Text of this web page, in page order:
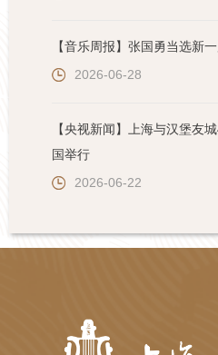
【音乐周报】张国勇当选新
2026-06-28
【央视新闻】上海与汉堡友
国举行
2026-06-22